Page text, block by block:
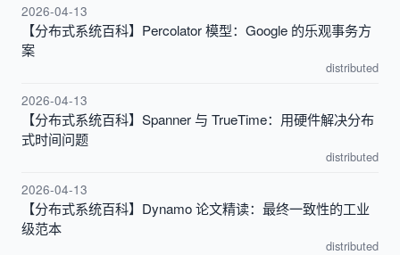
2026-04-13
【分布式系统百科】Percolator 模型：Google 的乐观事务方
案
distributed
2026-04-13
【分布式系统百科】Spanner 与 TrueTime：用硬件解决分布
式时间问题
distributed
2026-04-13
【分布式系统百科】Dynamo 论文精读：最终一致性的工业
级范本
distributed